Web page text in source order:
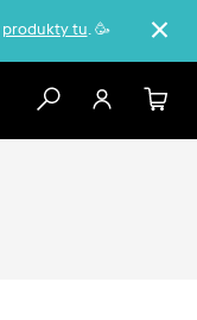
produkty tu. 🥳